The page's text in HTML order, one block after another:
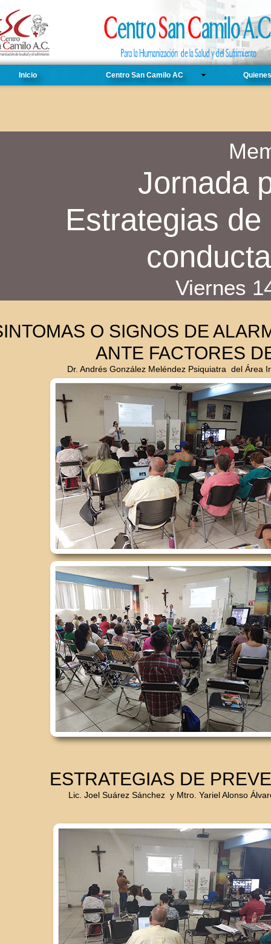
Jornada
Estrategias
Viernes
O SIGNOS DE
ANTE FACTORES
Dr. Andrés González Meléndez Psiquiatra del Área
ESTRATEGIAS DE
Lic. Joel Suárez Sánchez y Mtro. Yariel Alonso
Inicio Centro San Camilo AC